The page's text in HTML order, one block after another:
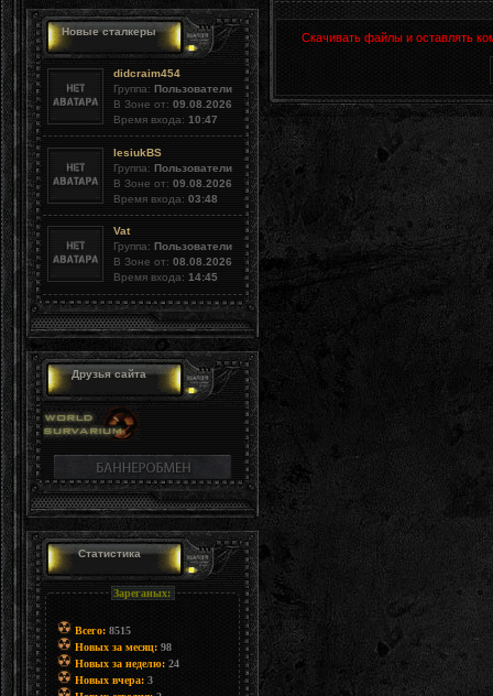
Новые сталкеры
didcraim454
Группа: Пользователи
В Зоне от: 09.08.2026
Время входа: 10:47
lesiukBS
Группа: Пользователи
В Зоне от: 09.08.2026
Время входа: 03:48
Vat
Группа: Пользователи
В Зоне от: 08.08.2026
Время входа: 14:45
Друзья сайта
Статистика
Зареганых:
Всего:8515
Новых за месяц:98
Новых за неделю:24
Новых вчера:3
Скачивать файлы и оставлять